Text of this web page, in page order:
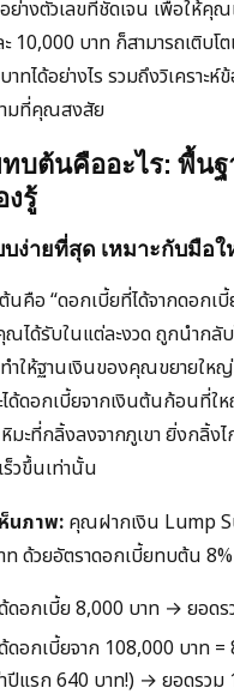
างตัวเลขที่ชัดเจน เพื่อให้คุ
10,000 บาท ก็สามารถเติบ
าทได้อย่างไร รวมถึงวิเคราะห์
มที่คุณสงสัย
ทบต้นคืออะไร: พื้น
งรู้
ง่ายที่สุด เหมาะกับมือใ
คือ “ดอกเบี้ยที่ได้จากดอกเ
ได้รับในแต่ละงวด ถูกนำกลั
ำให้ฐานเงินของคุณขยายให
ด้ดอกเบี้ยจากเงินต้นก้อนที่ใ
ะที่กลิ้งลงจากภูเขา ยิ่งกลิ้งไ
วขึ้นเท่านั้น
นภาพ: คุณฝากเงิน Lump
ท ด้วยอัตราดอกเบี้ยทบต้น
ดอกเบี้ย 8,000 บาท → ยอด
ดอกเบี้ยจาก 108,000 บาท
ปีแรก 640 บาท!) → ยอดรวม